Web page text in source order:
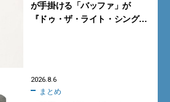
が手掛ける「バッファ」が
『ドゥ・ザ・ライト・シング』
2026.8.6
まとめ